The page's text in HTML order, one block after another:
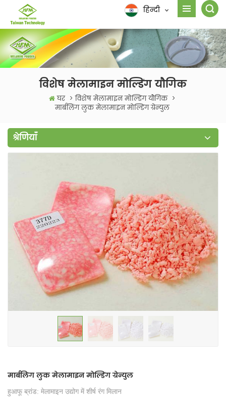
हिन्दी
विशेष मेलामाइन मोल्डिंग यौगिक
घर > विशेष मेलामाइन मोल्डिंग यौगिक >
मार्बलिंग लुक मेलामाइन मोल्डिंग ग्रेन्युल
श्रेणियाँ
मार्बलिंग लुक मेलामाइन मोल्डिंग ग्रेन्युल
हुआफू ब्रांड: मेलामाइन उद्योग में शीर्ष रंग मिलान